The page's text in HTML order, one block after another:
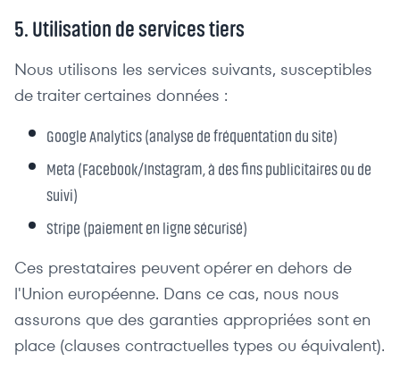
5. Utilisation de services tiers
Nous utilisons les services suivants, susceptibles
de traiter certaines données :
Google Analytics (analyse de fréquentation du site)
Meta (Facebook/Instagram, à des fins publicitaires ou de
suivi)
Stripe (paiement en ligne sécurisé)
Ces prestataires peuvent opérer en dehors de
l'Union européenne. Dans ce cas, nous nous
assurons que des garanties appropriées sont en
place (clauses contractuelles types ou équivalent).